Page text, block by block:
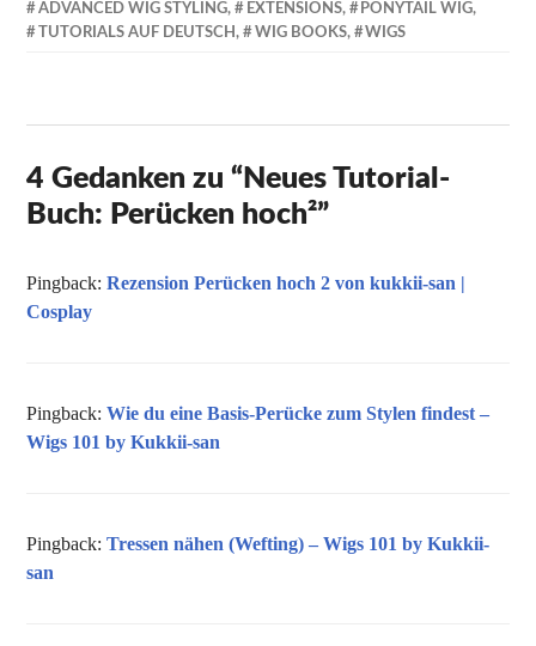
ADVANCED WIG STYLING, EXTENSIONS, PONYTAIL WIG,
TUTORIALS AUF DEUTSCH, WIG BOOKS, WIGS
4 Gedanken zu “ Neues Tutorial-
Buch: Perücken hoch²”
Pingback:Rezension Perücken hoch 2 von kukkii-san |
Cosplay
Pingback:Wie du eine Basis-Perücke zum Stylen findest –
Wigs 101 by Kukkii-san
Pingback:Tressen nähen (Wefting) – Wigs 101 by Kukkii-
san